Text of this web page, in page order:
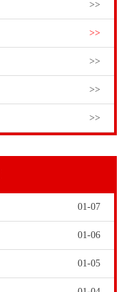
>>
>>
>>
>>
>>
01-07
01-06
01-05